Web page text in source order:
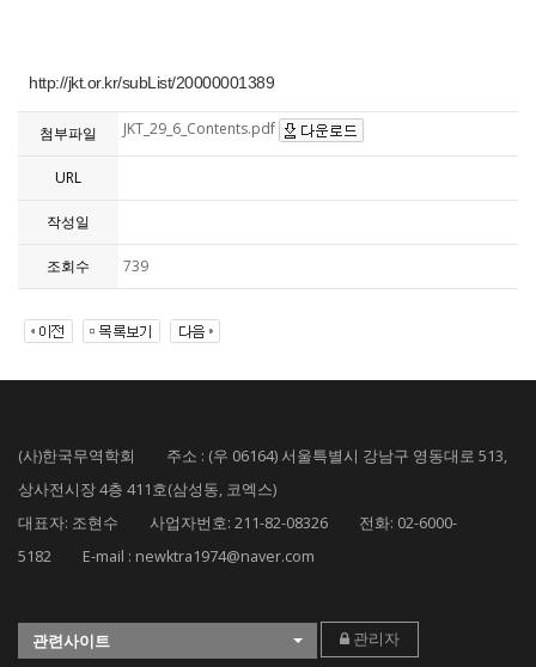
http://jkt.or.kr/subList/20000001389
첨부파일 JKT_29_6_Contents.pdf
URL
작성일
조회수 739
(사)한국무역학회 주소 : (우 06164) 서울특별시 강남구 영동대로 513,
상사전시장 4층 411호(삼성동, 코엑스)
대표자: 조현수 사업자번호: 211-82-08326 전화: 02-6000-
5182 E-mail : newktra1974@naver.com
관련사이트 관리자